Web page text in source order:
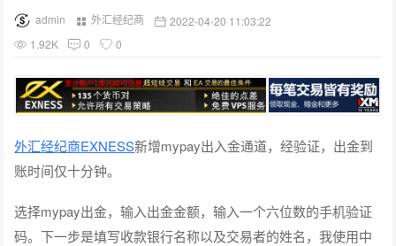
admin 外汇经纪商
2022-04-20 11:03:22
1.92K
0 0
外汇经纪商EXNESS新增mypay出入金通道，经验证，出金到
账时间仅十分钟。
选择mypay出金，输入出金金额，输入一个六位数的手机验证
码。下一步是填写收款银行名称以及交易者的姓名，我使用中